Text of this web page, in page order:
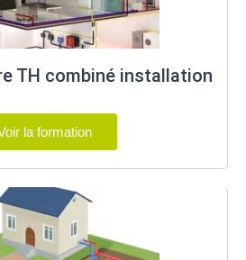
TH combiné installation
la formation